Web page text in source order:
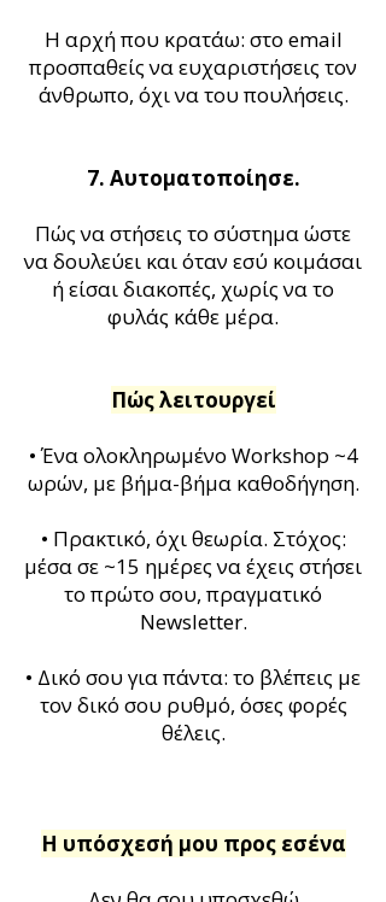
Η αρχή που κρατάω: στο email
προσπαθείς να ευχαριστήσεις τον
άνθρωπο, όχι να του πουλήσεις.
7. Αυτοματοποίησε.
Πώς να στήσεις το σύστημα ώστε
να δουλεύει και όταν εσύ κοιμάσαι
ή είσαι διακοπές, χωρίς να το
φυλάς κάθε μέρα.
Πώς λειτουργεί
• Ένα ολοκληρωμένο Workshop ~4
ωρών, με βήμα-βήμα καθοδήγηση.
• Πρακτικό, όχι θεωρία. Στόχος:
μέσα σε ~15 ημέρες να έχεις στήσει
το πρώτο σου, πραγματικό
Newsletter.
• Δικό σου για πάντα: το βλέπεις με
τον δικό σου ρυθμό, όσες φορές
θέλεις.
Η υπόσχεσή μου προς εσένα